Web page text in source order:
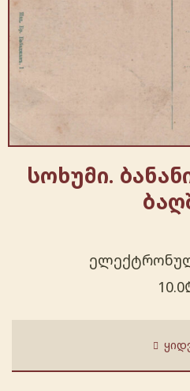
სოხუმი.
10.0